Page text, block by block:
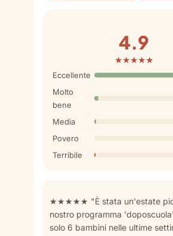
4.9
★★★★★
Eccellente
Molto
bene
Media
Povero
Terribile
★★★★★ "È stata un'estate
nostro programma
solo 6 bambini nelle ultime